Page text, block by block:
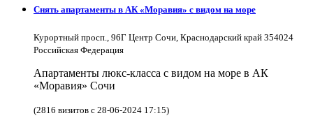
Снять апартаменты в АК «Моравия» с видом на море
Курортный просп., 96Г Центр Сочи, Краснодарский край 354024
Российская Федерация
Апартаменты люкс-класса с видом на море в АК
«Моравия» Сочи
(2816 визитов с 28-06-2024 17:15)